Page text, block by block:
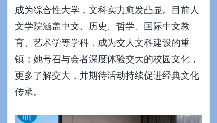
成为综合性大学，文科实力愈发凸显。目前人
文学院涵盖中文、历史、哲学、国际中文教
育、艺术学等学科，成为交大文科建设的重
镇；她号召与会者深度体验交大的校园文化，
更多了解交大，并期待活动持续促进经典文化
传承。